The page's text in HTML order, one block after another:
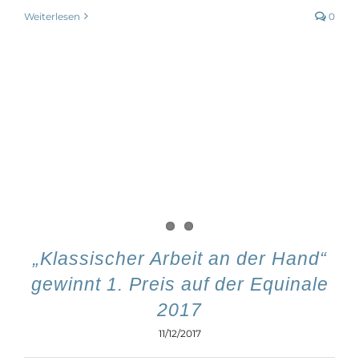
Weiterlesen 0
„Klassischer Arbeit an der Hand“
gewinnt 1. Preis auf der Equinale
2017
11/12/2017